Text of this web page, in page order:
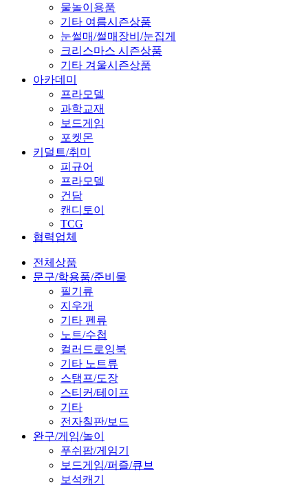
물놀이용품
기타 여름시즌상품
눈썰매/썰매장비/눈집게
크리스마스 시즌상품
기타 겨울시즌상품
아카데미
프라모델
과학교재
보드게임
포켓몬
키덜트/취미
피규어
프라모델
건담
캔디토이
TCG
협력업체
전체상품
문구/학용품/준비물
필기류
지우개
기타 펜류
노트/수첩
컬러드로잉북
기타 노트류
스탬프/도장
스티커/테이프
기타
전자칠판/보드
완구/게임/놀이
푸쉬팝/게임기
보드게임/퍼즐/큐브
보석캐기